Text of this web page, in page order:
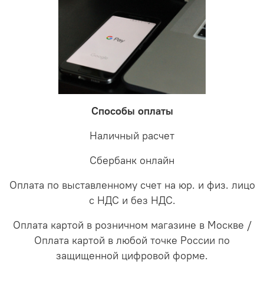
Способы оплаты
Наличный расчет
Сбербанк онлайн
Оплата по выставленному счет на юр. и физ. лицо
с НДС и без НДС.
Оплата картой в розничном магазине в Москве /
Оплата картой в любой точке России по
защищенной цифровой форме.